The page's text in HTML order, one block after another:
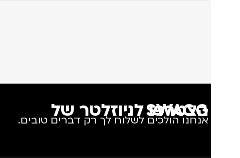
הצטרפו לניוזלטר של SWAGG
אנחנו הולכים לשלוח לך רק דברים טובים.